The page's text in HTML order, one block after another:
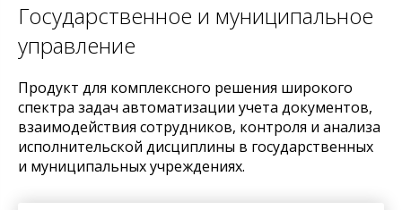
Государственное и муниципальное
управление
Продукт для комплексного решения широкого
спектра задач автоматизации учета документов,
взаимодействия сотрудников, контроля и анализа
исполнительской дисциплины в государственных
и муниципальных учреждениях.